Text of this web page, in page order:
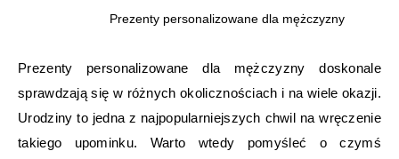
Prezenty personalizowane dla mężczyzny
Prezenty personalizowane dla mężczyzny doskonale
sprawdzają się w różnych okolicznościach i na wiele okazji.
Urodziny to jedna z najpopularniejszych chwil na wręczenie
takiego upominku. Warto wtedy pomyśleć o czymś